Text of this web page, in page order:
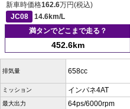
新車時価格162.6万円(税込)
JC08
14.6km/L
満タンでどこまで走る？
452.6km
排気量 658cc
ミッション インパネ4AT
最大出力 64ps/6000rpm